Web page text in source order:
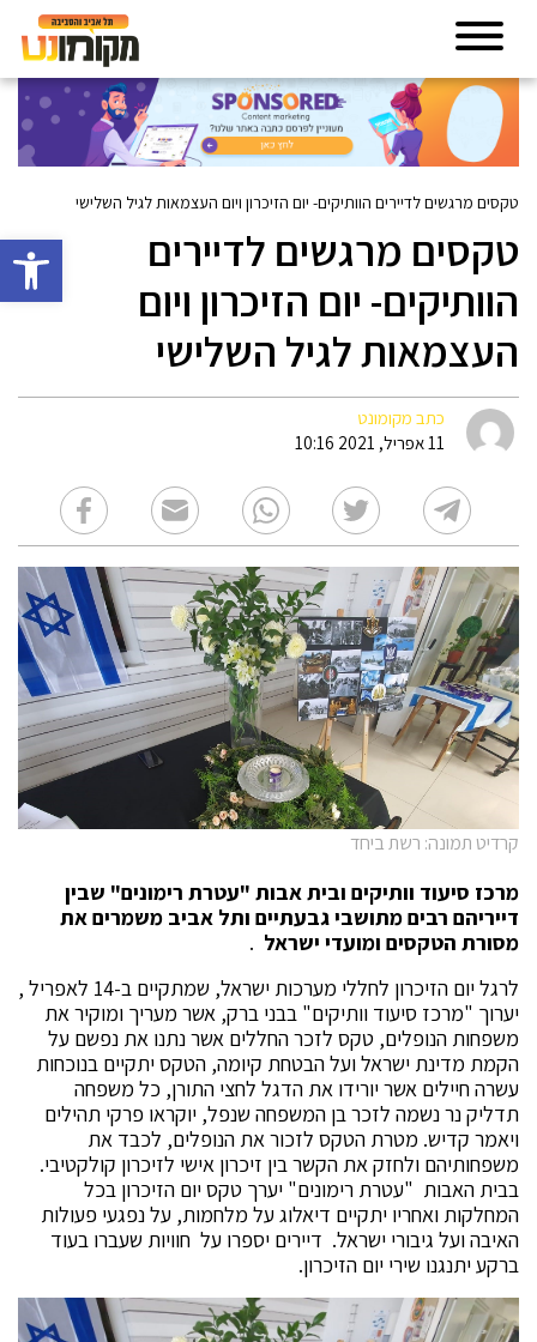
פתח
טקסים מרגשים לדיירים הוותיקים- יום הזיכרון ויום העצמאות לגיל השלישי
טקסים מרגשים לדיירים
הוותיקים- יום הזיכרון ויום
העצמאות לגיל השלישי
כתב מקומונט
11 אפריל, 2021 10:16
קרדיט תמונה: רשת ביחד
מרכז סיעוד וותיקים ובית אבות "עטרת רימונים" שבין
דייריהם רבים מתושבי גבעתיים ותל אביב משמרים את
מסורת הטקסים ומועדי ישראל .
לרגל יום הזיכרון לחללי מערכות ישראל, שמתקיים ב-14 לאפריל ,
יערוך "מרכז סיעוד וותיקים" בבני ברק, אשר מעריך ומוקיר את
משפחות הנופלים, טקס לזכר החללים אשר נתנו את נפשם על
הקמת מדינת ישראל ועל הבטחת קיומה, הטקס יתקיים בנוכחות
עשרה חיילים אשר יורידו את הדגל לחצי התורן, כל משפחה
תדליק נר נשמה לזכר בן המשפחה שנפל, יוקראו פרקי תהילים
ויאמר קדיש. מטרת הטקס לזכור את הנופלים, לכבד את
משפחותיהם ולחזק את הקשר בין זיכרון אישי לזיכרון קולקטיבי.
בבית האבות "עטרת רימונים" יערך טקס יום הזיכרון בכל
המחלקות ואחריו יתקיים דיאלוג על מלחמות, על נפגעי פעולות
האיבה ועל גיבורי ישראל. דיירים יספרו על חוויות שעברו בעוד
ברקע יתנגנו שירי יום הזיכרון.